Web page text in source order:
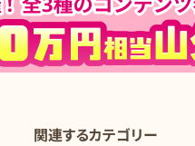
関連するカテゴリー